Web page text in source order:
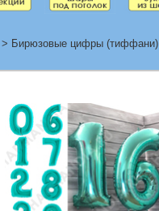
> Бирюзовые цифры (тиффани)